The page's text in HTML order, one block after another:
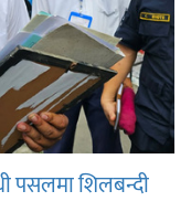
पसलमा शिलबन्दी